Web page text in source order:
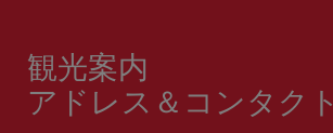
観光案内
アドレス＆コンタクト